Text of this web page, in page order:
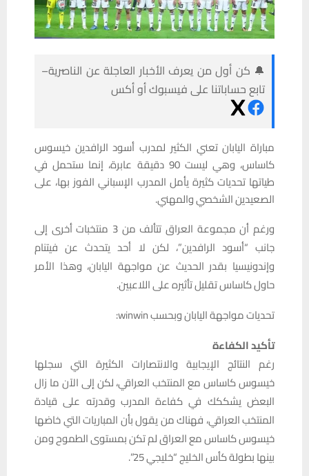
🔔 كن أول من يعرف الأخبار العاجلة عن الناصرية–
تابع حساباتنا على فيسبوك أو أكس
مباراة اليابان تعني الكثير لمدرب أسود الرافدين خيسوس
كاساس، وهي ليست 90 دقيقة عابرة، إنما ستحمل في
طياتها تحديات كثيرة يأمل المدرب الإسباني الفوز بها، على
الصعيدين الشخصي والمهني.
ورغم أن مجموعة العراق تتألف من 3 منتخبات أخرى إلى
جانب “أسود الرافدين”، لكن لا أحد يتحدث عن فيتنام
وإندونيسيا بقدر الحديث عن مواجهة اليابان، وهذا الأمر
حاول كاساس تقليل تأثيره على اللاعبين.
تحديات مواجهة اليابان وبحسب winwin:
تأكيد الكفاءة
رغم النتائج الإيجابية والانتصارات الكثيرة التي سجلها
خيسوس كاساس مع المنتخب العراقي، لكن إلى الآن ما زال
البعض يشككك في كفاءة المدرب وقدرته على قيادة
المنتخب العراقي، فهناك من يقول بأن المباريات التي خاضها
خيسوس كاساس مع العراق لم تكن بمستوى الطموح ومن
بينها بطولة كأس الخليج “خليجي 25”.